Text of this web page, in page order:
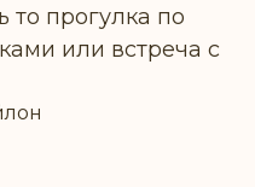
то прогулка по
или встреча с